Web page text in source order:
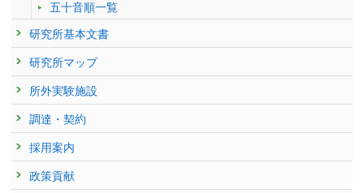
24072 : パリ協定気候目標と持続可能開発目標の同時実現に向けた気候政
価に関する研究
2016年度
23400 : 気候変動予測・影響・対策の統合評価を基にした地球規模の気候
変動リスクに関する研究
23485 : 気候変動要因推定の物理パラメータ不確実性に関する研究
23562 : 気候感度に関する不確実性の低減化
発表者 :Shiogama H.(塩竈秀夫)
郎)
掲載誌 :Nature, 602:612-616 (2022)
査読付き 原著論文
Impacts of precipitation modeling on cloud feedback in
MIROC6
発表者 :Hirota N.(廣田渚郎)
Ogura T.(小倉知夫)
掲載誌 :Geophysical Research Letters, 49: (2022)
その他
「地球温暖化」のこと、ちゃんと知ってる？
Shiogama H.(塩竈秀夫)
K.(仁科一哉), Tachiiri K.
学会等名称 :Fresh Eyes on CMIP Around the World Workshop by The
予稿集名 :
研究発表
スク評価
発表者 :渡辺泰士
学会等名称 :日本気象学会2025年度秋季大会 (2025)
予稿集名 :なし
球環境研究センター報告CGER-I073-2007, 79p.
塩竈秀夫 (2018) 地球規模の気候変動リスクを評価する, 国立環境研究所
ニュース, (3), p.2
2024年度:環境災害対応委員会委員
2024年度:環境・資源・エネルギー分科会委員（科学技術と社会との関
係性を踏まえた中長期的に振興すべき研究テーマの抽出）(文部科学省
科学技術・学術政策研究所)
2024年度:日本気象学会第43期委員
2024年度:環境・資源・エネルギー分科会委員
学術政策研究所)
2024年度:令和6年度気候変動による災害激甚化に関する影響評価検討委
員会委員(環境省 地球環境局)
五十音順一覧
研究所基本文書
研究所マップ
所外実験施設
調達・契約
採用案内
政策貢献